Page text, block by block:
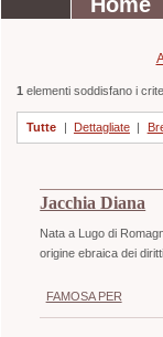
Home
1elementi soddisfano i
Tutte | Dettagliate |
Jacchia Diana
Nata a Lugo di
origine ebraica dei
FAMOSA PER